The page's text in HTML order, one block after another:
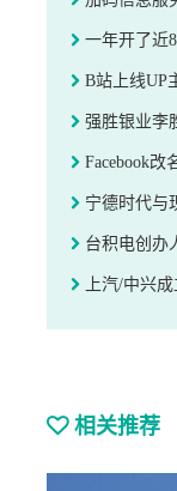
一年开了近8000家门
B站上线UP
强胜银业李
Facebook改
宁德时代与现代
台积电创办人张
上汽/中兴成立联合创
相关推荐